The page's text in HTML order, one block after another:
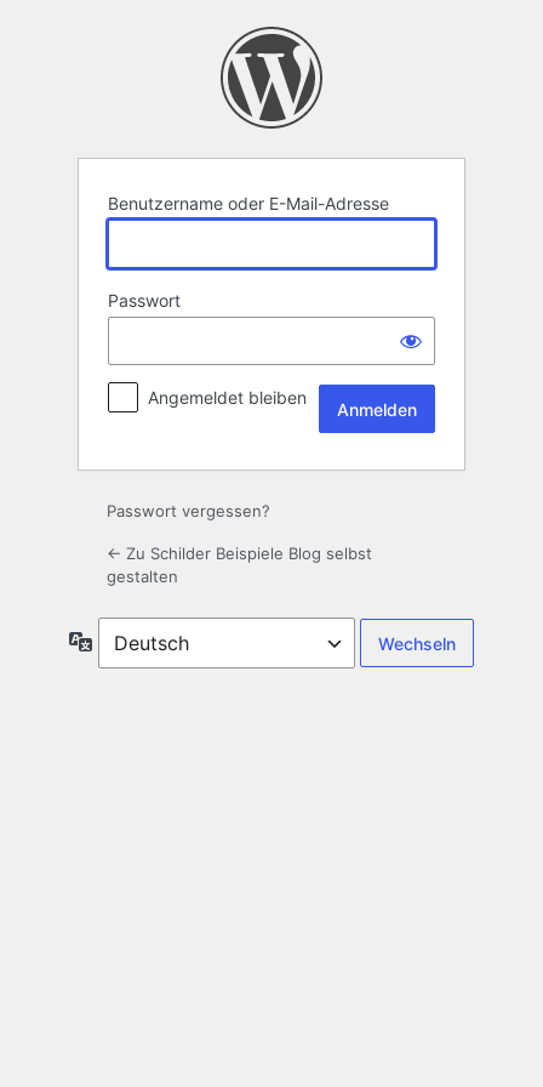
Benutzername oder E-Mail-Adresse
Passwort
Angemeldet bleiben
Passwort vergessen?
← Zu Schilder Beispiele Blog selbst
gestalten
Sprache